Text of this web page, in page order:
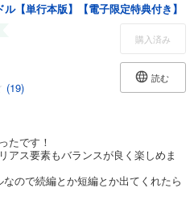
【単行本版】【電子限定特典付き】
(19)
購入済み
読む
たです！
アス要素もバランスが良く楽しめま
ので続編とか短編とか出てくれたら